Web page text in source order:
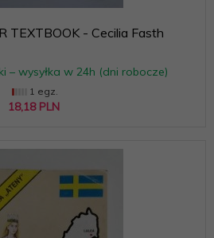
TEXTBOOK - Cecilia Fasth
– wysyłka w 24h (dni robocze)
1 egz.
18,18 PLN